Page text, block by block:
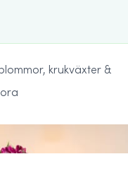
krukväxter &